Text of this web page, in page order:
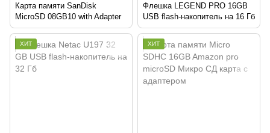
Карта памяти SanDisk
MicroSD 08GB10 with Adapter
Флешка LEGEND PRO 16GB
USB flash-накопитель на 16 Гб
ХИТ ХИТ